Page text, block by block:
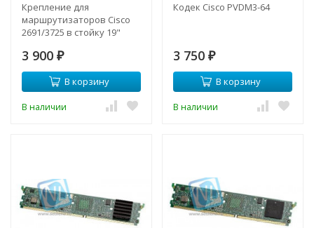
Крепление для
маршрутизаторов Cisco
2691/3725 в стойку 19"
3 900 ₽
В корзину
В наличии
Кодек Cisco PVDM3-64
3 750 ₽
В корзину
В наличии